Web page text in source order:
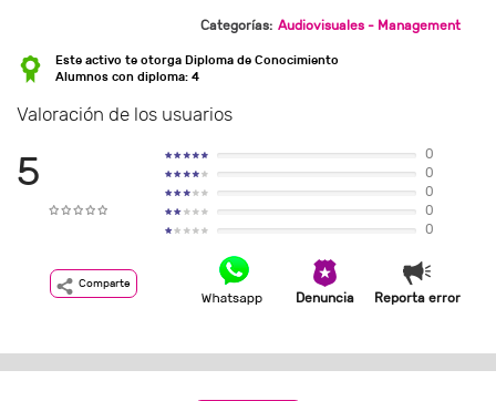
Categorías: Audiovisuales - Management
Este activo te otorga Diploma de Conocimiento
Alumnos con diploma: 4
Valoración de los usuarios
5
0
0
0
0
0
Comparte
Denuncia Reporta error